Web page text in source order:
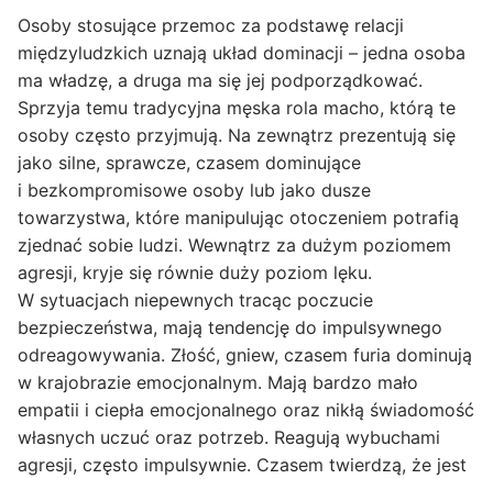
Osoby stosujące przemoc za podstawę relacji
międzyludzkich uznają układ dominacji – jedna osoba
ma władzę, a druga ma się jej podporządkować.
Sprzyja temu tradycyjna męska rola macho, którą te
osoby często przyjmują. Na zewnątrz prezentują się
jako silne, sprawcze, czasem dominujące
i bezkompromisowe osoby lub jako dusze
towarzystwa, które manipulując otoczeniem potrafią
zjednać sobie ludzi. Wewnątrz za dużym poziomem
agresji, kryje się równie duży poziom lęku.
W sytuacjach niepewnych tracąc poczucie
bezpieczeństwa, mają tendencję do impulsywnego
odreagowywania. Złość, gniew, czasem furia dominują
w krajobrazie emocjonalnym. Mają bardzo mało
empatii i ciepła emocjonalnego oraz nikłą świadomość
własnych uczuć oraz potrzeb. Reagują wybuchami
agresji, często impulsywnie. Czasem twierdzą, że jest